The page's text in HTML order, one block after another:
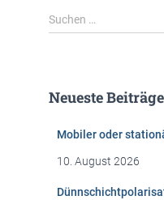
S
u
n
Suchen …
Neueste Beiträge
Mobiler oder
10. August 2026